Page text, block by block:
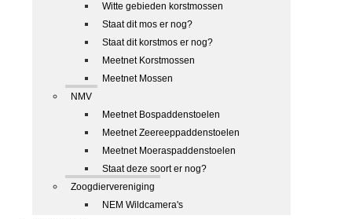
Witte gebieden korstmossen
Staat dit mos er nog?
Staat dit korstmos er nog?
Meetnet Korstmossen
Meetnet Mossen
NMV
Meetnet Bospaddenstoelen
Meetnet Zeereeppaddenstoelen
Meetnet Moeraspaddenstoelen
Staat deze soort er nog?
Zoogdiervereniging
NEM Wildcamera's